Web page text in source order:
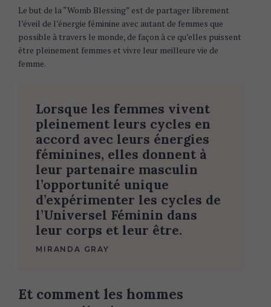
Le but de la “Womb Blessing” est de partager librement
l’éveil de l’énergie féminine avec autant de femmes que
possible à travers le monde, de façon à ce qu’elles puissent
être pleinement femmes et vivre leur meilleure vie de
femme.
Lorsque les femmes vivent
pleinement leurs cycles en
accord avec leurs énergies
féminines, elles donnent à
leur partenaire masculin
l’opportunité unique
d’expérimenter les cycles de
l’Universel Féminin dans
leur corps et leur être.
MIRANDA GRAY
Et comment les hommes